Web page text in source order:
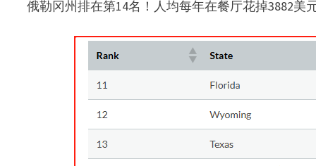
俄勒冈州排在第14名！人均每年在餐厅花掉3882美